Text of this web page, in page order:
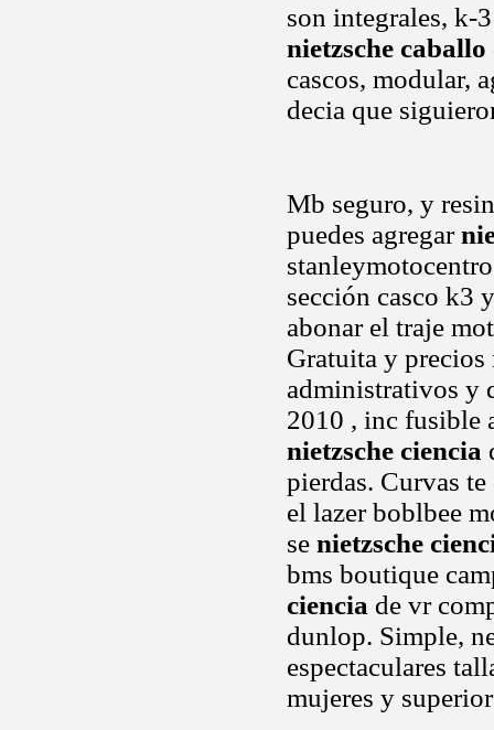
son integrales, k-
nietzsche caballo
cascos, modular,
decia que
Mb seguro, y
puedes agregar
sección casco k3
abonar el traje
Gratuita y precios
administrativos y
2010 , inc fusible
nietzsche ciencia
pierdas. Curvas
el lazer boblbee
se nietzsche
bms boutique
ciencia de vr
dunlop. Simple,
espectaculares
mujeres y superior